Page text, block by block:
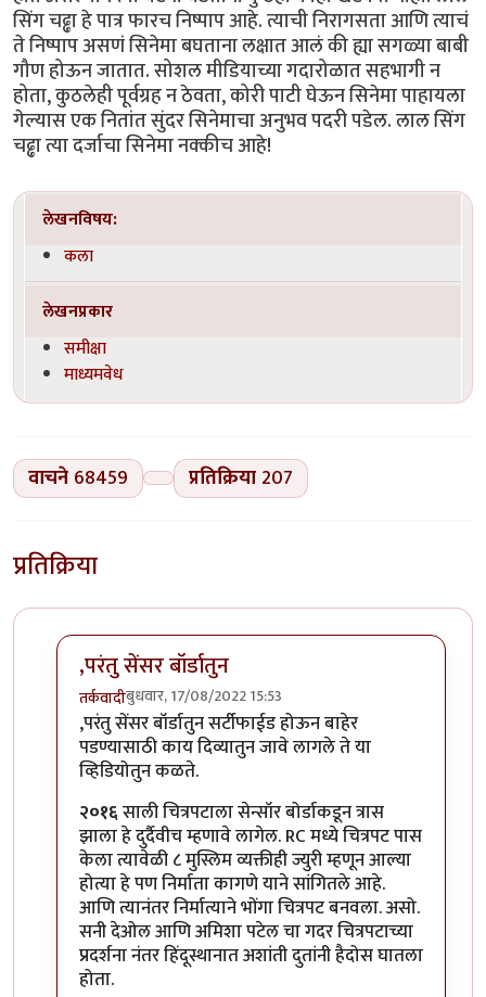
सिंग चढ्ढा हे पात्र फारच निष्पाप आहे. त्याची निरागसता आणि त्याचं
ते निष्पाप असणं सिनेमा बघताना लक्षात आलं की ह्या सगळ्या बाबी
गौण होऊन जातात. सोशल मीडियाच्या गदारोळात सहभागी न
होता, कुठलेही पूर्वग्रह न ठेवता, कोरी पाटी घेऊन सिनेमा पाहायला
गेल्यास एक नितांत सुंदर सिनेमाचा अनुभव पदरी पडेल. लाल सिंग
चढ्ढा त्या दर्जाचा सिनेमा नक्कीच आहे!
लेखनविषय:
कला
लेखनप्रकार
समीक्षा
माध्यमवेध
वाचने 68459 प्रतिक्रिया 207
प्रतिक्रिया
,परंतु सेंसर बॉर्डातुन
तर्कवादीबुधवार, 17/08/2022 15:53
In reply toमिपावरच्या किती लोकांनीby
,परंतु सेंसर बॉर्डातुन सर्टीफाईड होऊन बाहेर
पडण्यासाठी काय दिव्यातुन जावे लागले ते या
व्हिडियोतुन कळते.
२०१६साली चित्रपटाला सेन्सॉर बोर्डाकडून त्रास
झाला हे दुर्दैवीच म्हणावे लागेल. RC मध्ये चित्रपट पास
केला त्यावेळी ८ मुस्लिम व्यक्तीही ज्युरी म्हणून आल्या
होत्या हे पण निर्माता कागणे याने सांगितले आहे.
आणि त्यानंतर निर्मात्याने भोंगा चित्रपट बनवला. असो.
सनी देओल आणि अमिशा पटेल चा गदर चित्रपटाच्या
प्रदर्शना नंतर हिंदूस्थानात अशांती दुतांनी हैदोस घातला
होता.